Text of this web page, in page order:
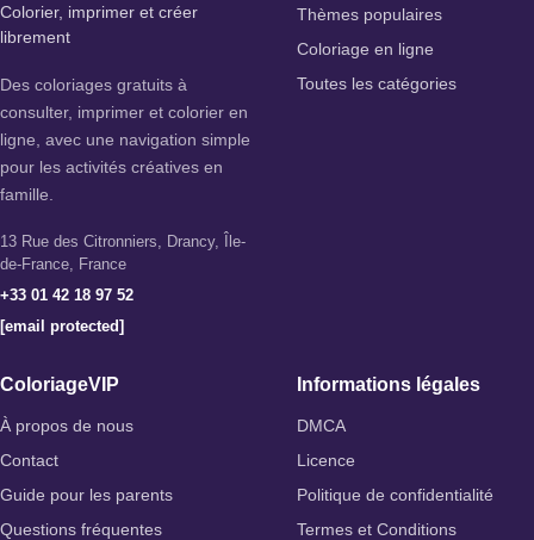
Colorier, imprimer et créer
librement
Des coloriages gratuits à
consulter, imprimer et colorier en
ligne, avec une navigation simple
pour les activités créatives en
famille.
13 Rue des Citronniers, Drancy, Île-
de-France, France
+33 01 42 18 97 52
[email protected]
Thèmes populaires
Coloriage en ligne
Toutes les catégories
ColoriageVIP
À propos de nous
Contact
Guide pour les parents
Questions fréquentes
Informations légales
DMCA
Licence
Politique de confidentialité
Termes et Conditions